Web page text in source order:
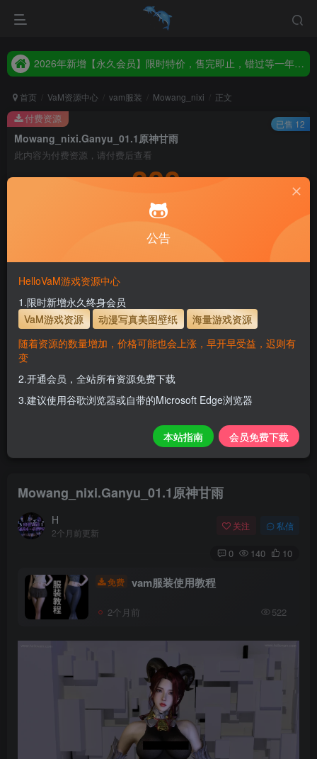
2026年新增【永久会员】限时特价，售完即止，错过等一年！！！
2026年新增【永久会员】限时特价，售完即止，错过等一年！！！
首页 VaM资源中心 vam服装 Mowang_nixi 正文
Mowang_nixi.Ganyu_01.1原神甘雨
此内容为付费资源，请付费后查看
300
永久至尊会员终生有效
会员免费下载资源
主流网盘——高速下载
支付页面打不开或支付后不跳转请联系QQ：3317425885
使用方法
解压后，放进文件夹AddonPackages即可，更多请看本
站教程
解压码为本网址
www.hellovam.com
会员尊享全站资源【免费下载】！
1.为了资源不失效！请不要在线解压！
3.有任何问题请联系客服或评论留言。
付费资源 已售 12
Mowang_nixi.Ganyu_01.1原神甘雨
H
2个月前更新
关注 私信
0 140 10
免费 vam服装使用教程
2个月前 522
公告
HelloVaM游戏资源中心
1.限时新增永久终身会员
VaM游戏资源
动漫写真美图壁纸
海量游戏资源
随着资源的数量增加，价格可能也会上涨，早开早受益，迟则有
变
2.开通会员，全站所有资源免费下载
3.建议使用谷歌浏览器或自带的Microsoft Edge浏览器
本站指南 会员免费下载